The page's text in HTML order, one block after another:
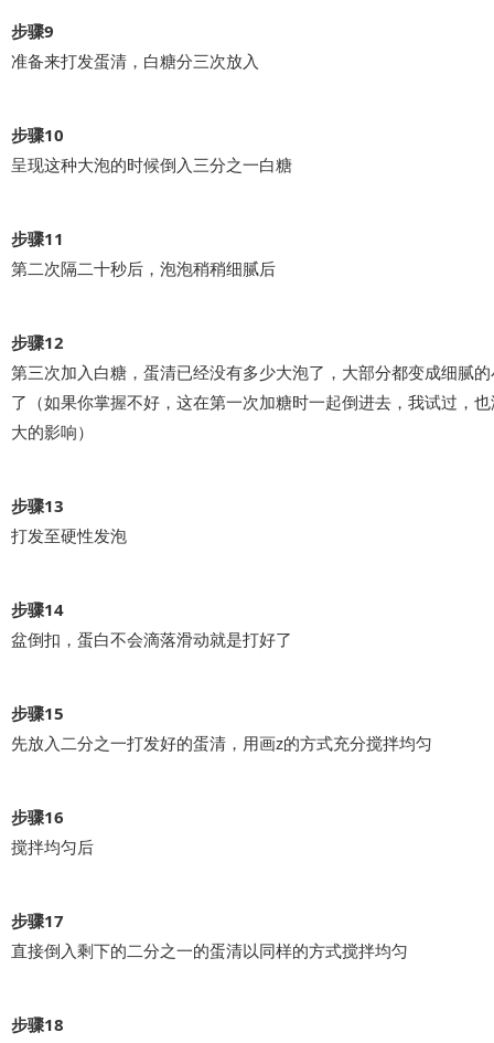
步骤9
准备来打发蛋清，白糖分三次放入
步骤10
呈现这种大泡的时候倒入三分之一白糖
步骤11
第二次隔二十秒后，泡泡稍稍细腻后
步骤12
第三次加入白糖，蛋清已经没有多少大泡了，大部分都变成细腻
了（如果你掌握不好，这在第一次加糖时一起倒进去，我试过，
大的影响）
步骤13
打发至硬性发泡
步骤14
盆倒扣，蛋白不会滴落滑动就是打好了
步骤15
先放入二分之一打发好的蛋清，用画z的方式充分搅拌均匀
步骤16
搅拌均匀后
步骤17
直接倒入剩下的二分之一的蛋清以同样的方式搅拌均匀
步骤18